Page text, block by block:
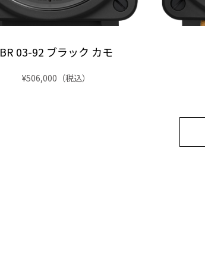
BR 03-92 ブラック カモ
¥506,000 （税込）